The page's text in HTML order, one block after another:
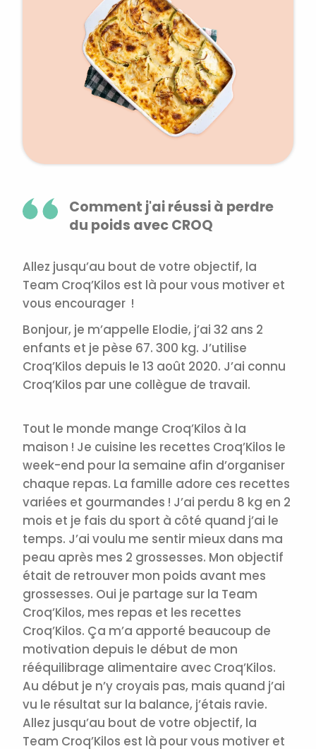
Comment j'ai réussi à perdre
du poids avec CROQ
Allez jusqu’au bout de votre objectif, la
Team Croq’Kilos est là pour vous motiver et
vous encourager !
Bonjour, je m’appelle Elodie, j’ai 32 ans 2
enfants et je pèse 67. 300 kg. J’utilise
Croq’Kilos depuis le 13 août 2020. J’ai connu
Croq’Kilos par une collègue de travail.
Tout le monde mange Croq’Kilos à la
maison ! Je cuisine les recettes Croq’Kilos le
week-end pour la semaine afin d’organiser
chaque repas. La famille adore ces recettes
variées et gourmandes ! J’ai perdu 8 kg en 2
mois et je fais du sport à côté quand j’ai le
temps. J’ai voulu me sentir mieux dans ma
peau après mes 2 grossesses. Mon objectif
était de retrouver mon poids avant mes
grossesses. Oui je partage sur la Team
Croq’Kilos, mes repas et les recettes
Croq’Kilos. Ça m’a apporté beaucoup de
motivation depuis le début de mon
rééquilibrage alimentaire avec Croq’Kilos.
Au début je n’y croyais pas, mais quand j’ai
vu le résultat sur la balance, j’étais ravie.
Allez jusqu’au bout de votre objectif, la
Team Croq’Kilos est là pour vous motiver et